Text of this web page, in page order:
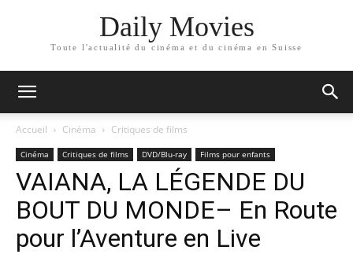
Daily Movies
Toute l'actualité du cinéma et du cinéma en Suisse
Accueil Cinéma Critiques de films
Cinéma Critiques de films DVD/Blu-ray Films pour enfants
VAIANA, LA LÉGENDE DU
BOUT DU MONDE– En Route
pour l’Aventure en Live